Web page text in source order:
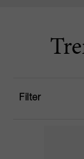
Filter